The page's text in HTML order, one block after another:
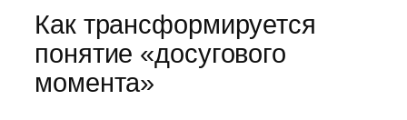
Как трансформируется
понятие «досугового
момента»